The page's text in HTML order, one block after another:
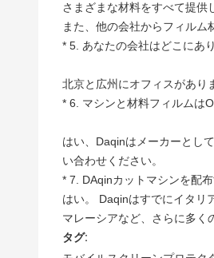
さまざまな材料をすべて提供
また、他の会社からフィルム
* 5. あなたの会社はどこにあ
北京と広州にオフィスがあり
* 6. マシンと材料フィルムは
はい、Daqinはメーカーとし
い合わせください。
* 7. DAqinカットマシンを配
はい。 Daqinはすでにイタリ
マレーシアなど、さらに多く
タグ: